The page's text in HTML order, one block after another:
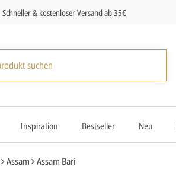
Schneller & kostenloser Versand ab 35€
Inspiration Bestseller Neu
Assam Assam Bari